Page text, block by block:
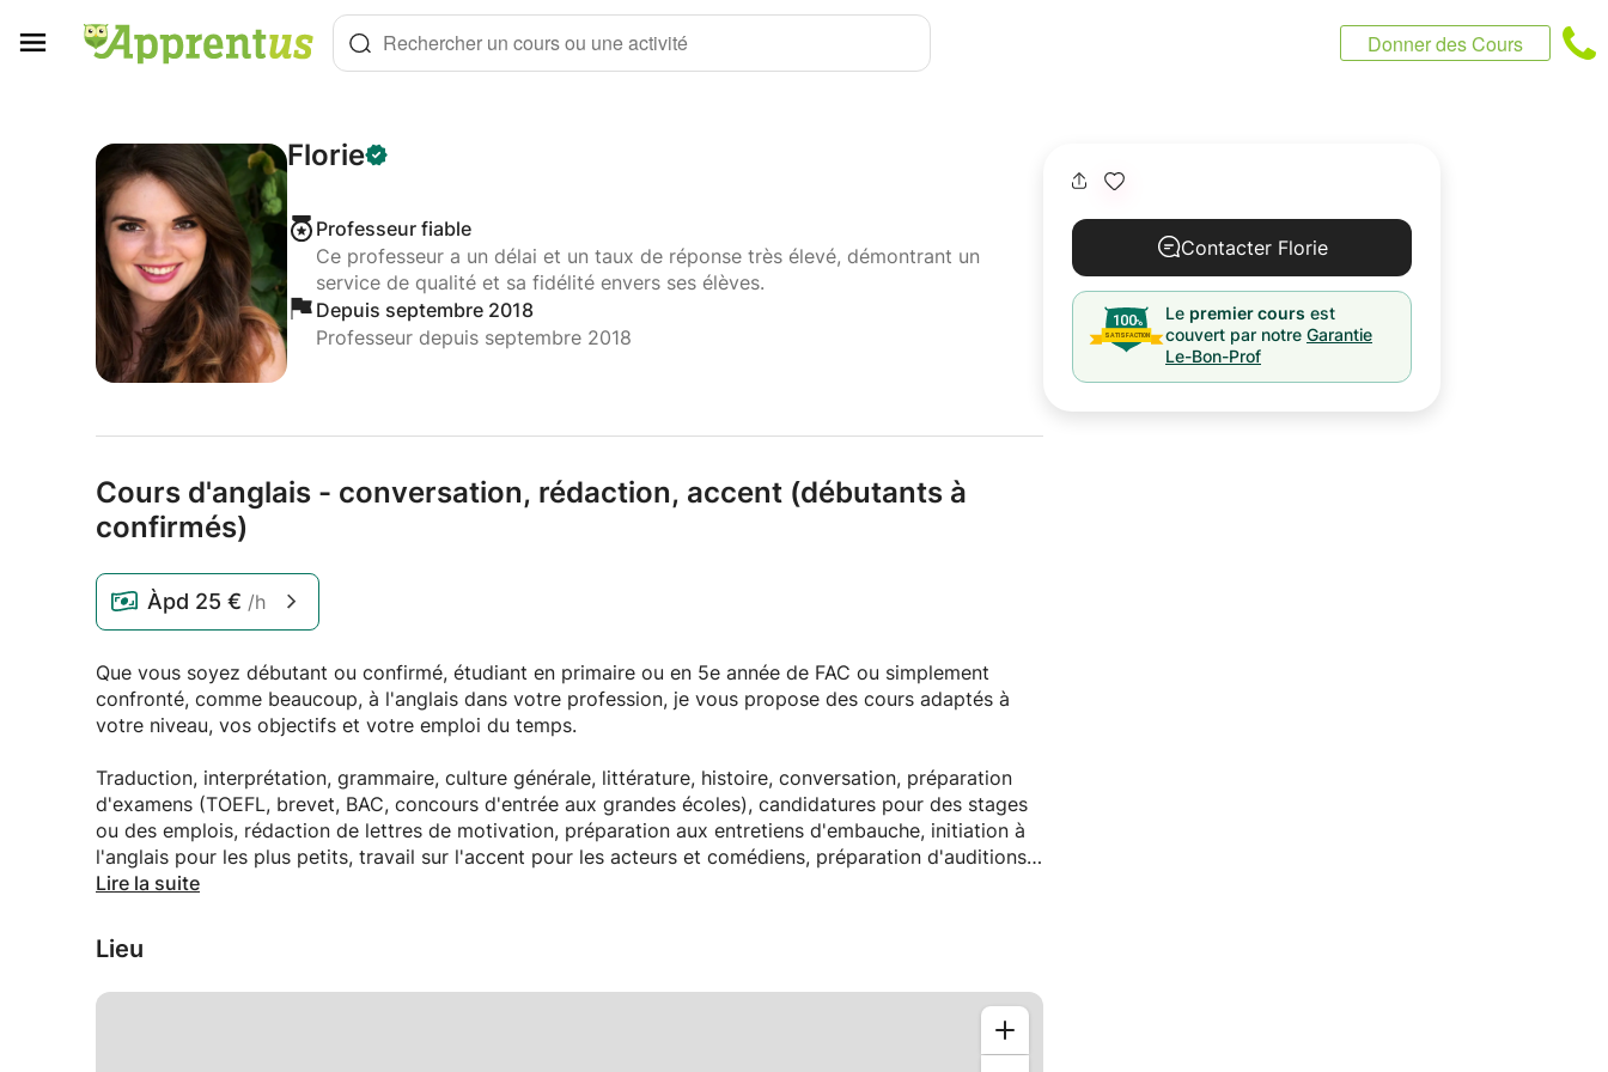
Rechercher un cours ou une activité Donner des Cours
Florie
Professeur fiable
Ce professeur a un délai et un taux de réponse très élevé, démontrant un
service de qualité et sa fidélité envers ses élèves.
Depuis septembre 2018
Professeur depuis septembre 2018
Cours d'anglais - conversation, rédaction, accent (débutants à
confirmés)
Àpd 25 € /h
Que vous soyez débutant ou confirmé, étudiant en primaire ou en 5e année de FAC ou simplement
confronté, comme beaucoup, à l'anglais dans votre profession, je vous propose des cours adaptés à
votre niveau, vos objectifs et votre emploi du temps.
Traduction, interprétation, grammaire, culture générale, littérature, histoire, conversation, préparation
d'examens (TOEFL, brevet, BAC, concours d'entrée aux grandes écoles), candidatures pour des stages
ou des emplois, rédaction de lettres de motivation, préparation aux entretiens d'embauche, initiation à
l'anglais pour les plus petits, travail sur l'accent pour les acteurs et comédiens, préparation d'auditions,
stages linguistiques sur des thèmes spécifiques...
Voici les matières que j'enseigne au quotidien à une vingtaine d'élèves, de tout âge et de toute
nationalité, en tête à tête ou en groupe. Après avoir défini ensemble vos objectifs, je créé un
programme entièrement adapté à vos besoins, au délai établi ensemble et à votre personnalité, dans
Lire la suite
Lieu
Contacter Florie
Le premier cours est
couvert par notre Garantie
Le-Bon-Prof